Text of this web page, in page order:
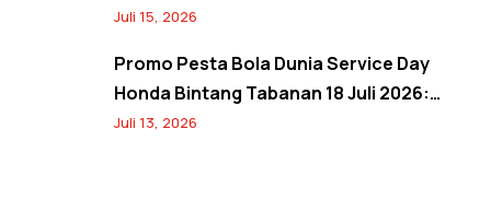
Mobil Hemat Biaya
Juli 15, 2026
Promo Pesta Bola Dunia Service Day
Honda Bintang Tabanan 18 Juli 2026:
Banjir Diskon Servis hingga 20% dan
Juli 13, 2026